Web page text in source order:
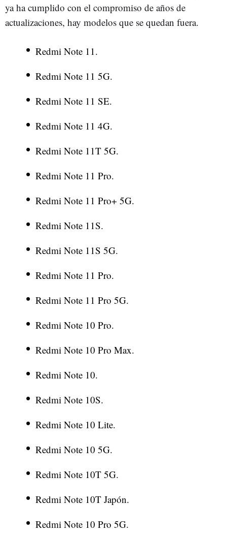
ya ha cumplido con el compromiso de años de
actualizaciones, hay modelos que se quedan fuera.
Redmi Note 11.
Redmi Note 11 5G.
Redmi Note 11 SE.
Redmi Note 11 4G.
Redmi Note 11T 5G.
Redmi Note 11 Pro.
Redmi Note 11 Pro+ 5G.
Redmi Note 11S.
Redmi Note 11S 5G.
Redmi Note 11 Pro.
Redmi Note 11 Pro 5G.
Redmi Note 10 Pro.
Redmi Note 10 Pro Max.
Redmi Note 10.
Redmi Note 10S.
Redmi Note 10 Lite.
Redmi Note 10 5G.
Redmi Note 10T 5G.
Redmi Note 10T Japón.
Redmi Note 10 Pro 5G.